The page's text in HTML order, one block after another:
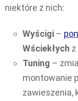
niektóre z nich:
Wyścigi –
Wściekłych
Tuning –
montowanie
zawieszenia,